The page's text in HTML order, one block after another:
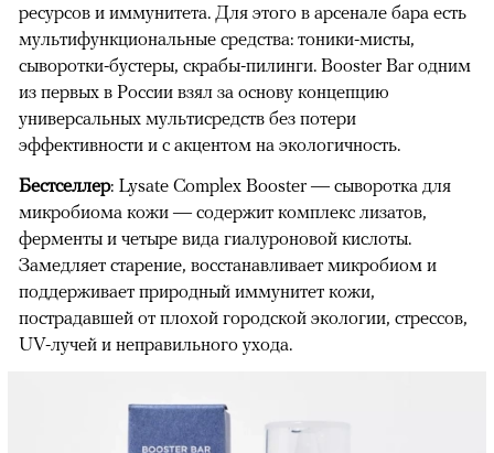
ресурсов и иммунитета. Для этого в арсенале бара есть
мультифункциональные средства: тоники-мисты,
сыворотки-бустеры, скрабы-пилинги. Booster Bar одним
из первых в России взял за основу концепцию
универсальных мультисредств без потери
эффективности и с акцентом на экологичность.
Бестселлер: Lysate Complex Booster — сыворотка для
микробиома кожи — содержит комплекс лизатов,
ферменты и четыре вида гиалуроновой кислоты.
Замедляет старение, восстанавливает микробиом и
поддерживает природный иммунитет кожи,
пострадавшей от плохой городской экологии, стрессов,
UV-лучей и неправильного ухода.